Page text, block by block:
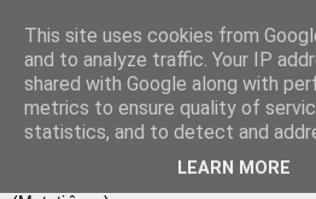
This site uses cookies from
and to analyze traffic. Your IP
shared with Google along with
metrics to ensure quality of
statistics, and to detect and
LEARN MORE